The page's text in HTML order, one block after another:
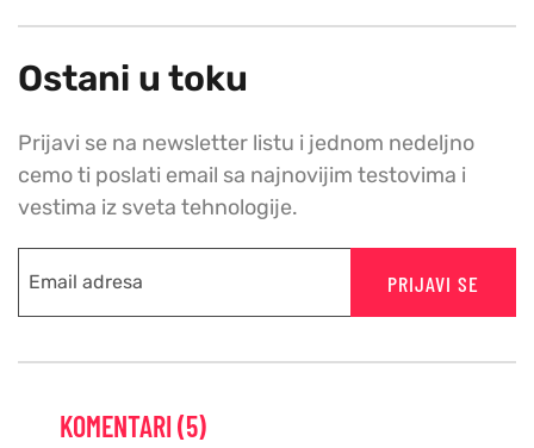
Ostani u toku
Prijavi se na newsletter listu i jednom nedeljno
cemo ti poslati email sa najnovijim testovima i
vestima iz sveta tehnologije.
PRIJAVI SE
KOMENTARI (5)